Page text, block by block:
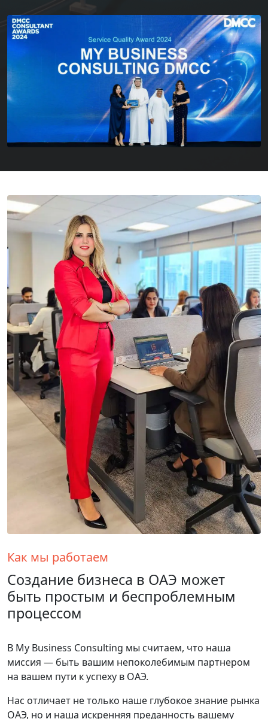
Как мы работаем
Создание бизнеса в ОАЭ может
быть простым и беспроблемным
процессом
В My Business Consulting мы считаем, что наша
миссия — быть вашим непоколебимым партнером
на вашем пути к успеху в ОАЭ.
Нас отличает не только наше глубокое знание рынка
ОАЭ, но и наша искренняя преданность вашему